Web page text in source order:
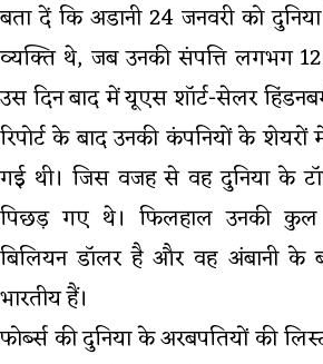
बता दें कि अडानी 24 जनवरी को
व्यक्ति थे, जब उनकी संपत्ति लगभग
उस दिन बाद में यूएस शॉर्ट-सेलर हिंडनबर्ग
रिपोर्ट के बाद उनकी कंपनियों के शेयरों
गई थी। जिस वजह से वह दुनिया के
पिछड़ गए थे। फिलहाल उनकी कुल
बिलियन डॉलर है और वह अंबानी के
भारतीय हैं।
फोर्ब्स की दुनिया के अरबपतियों की